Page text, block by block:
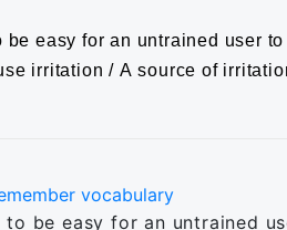
easy for an untrained user
irritation / A source of
vocabulary
be easy for an untrained